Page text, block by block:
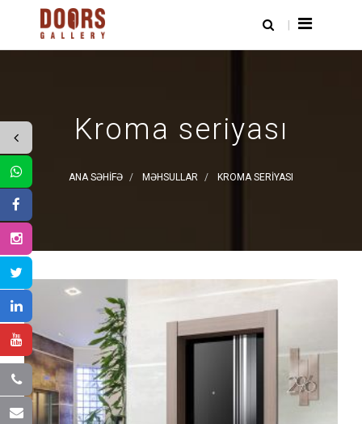
Kroma seriyası
ANA SƏHIFƏ MƏHSULLAR KROMA SERIYASI